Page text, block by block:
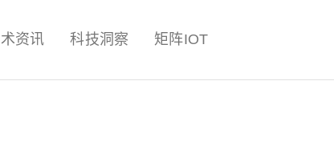
,计算,AI,人工智能,机器人,
资讯 科技洞察 矩阵IOT